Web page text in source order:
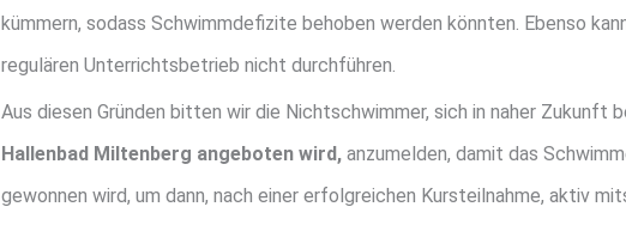
kümmern, sodass Schwimmdefizite behoben werden könnten. Ebenso
regulären Unterrichtsbetrieb nicht durchführen.
Aus diesen Gründen bitten wir die Nichtschwimmer, sich in naher Zukunft
Hallenbad Miltenberg angeboten wird,anzumelden, damit das
gewonnen wird, um dann, nach einer erfolgreichen Kursteilnahme, aktiv